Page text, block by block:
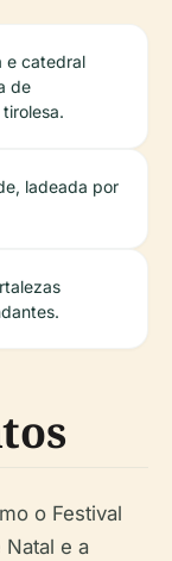
e catedral
de
ladeada por
o Festival
e a